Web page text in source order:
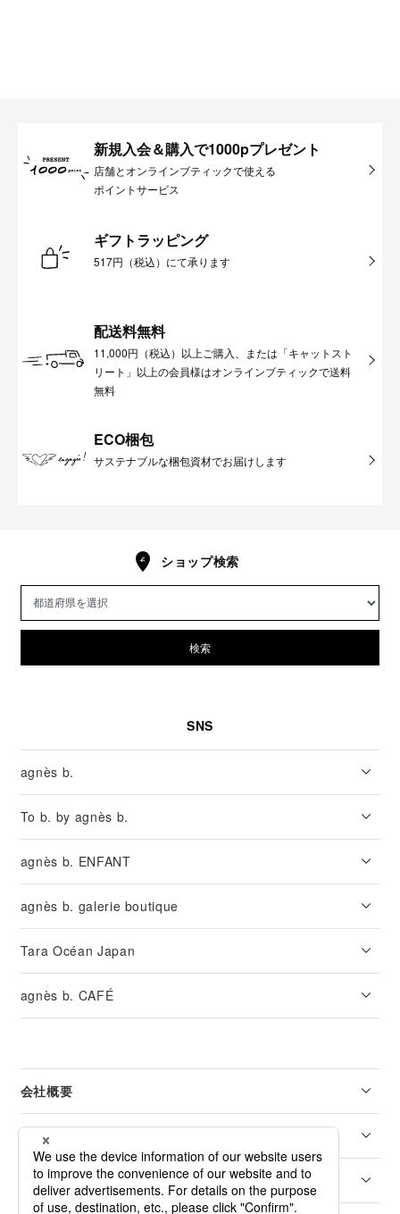
新規入会＆購入で1000pプレゼント
店舗とオンラインブティックで使える
ポイントサービス
ギフトラッピング
517円（税込）にて承ります
配送料無料
11,000円（税込）以上ご購入、または「キャットスト
リート」以上の会員様はオンラインブティックで送料
無料
ECO梱包
サステナブルな梱包資材でお届けします
ショップ検索
検索
SNS
agnès b.
To b. by agnès b.
agnès b. ENFANT
agnès b. galerie boutique
Tara Océan Japan
agnès b. CAFÉ
会社概要
リーガル
カスタマーサービス